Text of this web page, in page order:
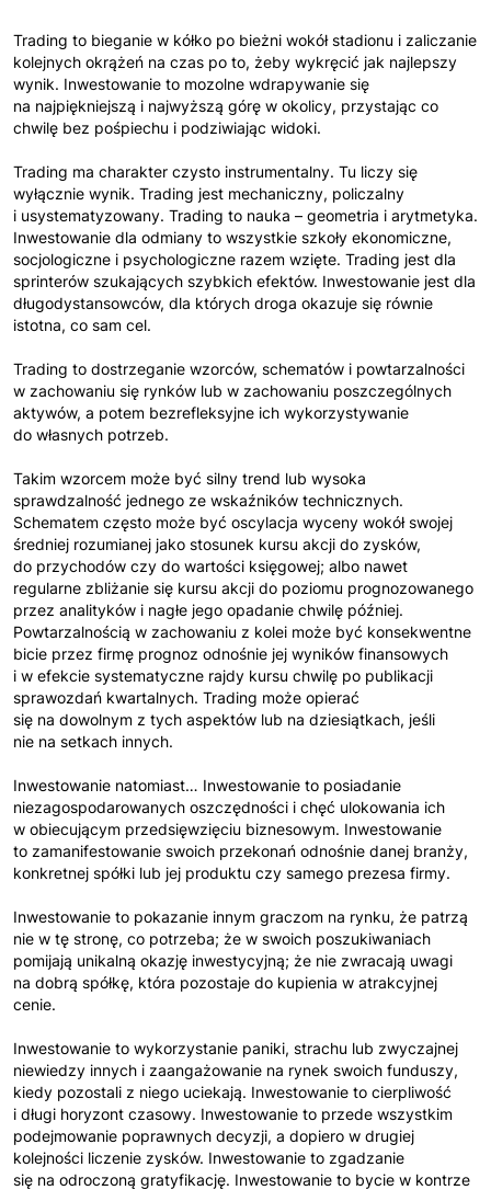
Trading to bieganie w kółko po bieżni wokół stadionu i zaliczanie
kolejnych okrążeń na czas po to, żeby wykręcić jak najlepszy
wynik. Inwestowanie to mozolne wdrapywanie się
na najpiękniejszą i najwyższą górę w okolicy, przystając co
chwilę bez pośpiechu i podziwiając widoki.
Trading ma charakter czysto instrumentalny. Tu liczy się
wyłącznie wynik. Trading jest mechaniczny, policzalny
i usystematyzowany. Trading to nauka – geometria i arytmetyka.
Inwestowanie dla odmiany to wszystkie szkoły ekonomiczne,
socjologiczne i psychologiczne razem wzięte. Trading jest dla
sprinterów szukających szybkich efektów. Inwestowanie jest dla
długodystansowców, dla których droga okazuje się równie
istotna, co sam cel.
Trading to dostrzeganie wzorców, schematów i powtarzalności
w zachowaniu się rynków lub w zachowaniu poszczególnych
aktywów, a potem bezrefleksyjne ich wykorzystywanie
do własnych potrzeb.
Takim wzorcem może być silny trend lub wysoka
sprawdzalność jednego ze wskaźników technicznych.
Schematem często może być oscylacja wyceny wokół swojej
średniej rozumianej jako stosunek kursu akcji do zysków,
do przychodów czy do wartości księgowej; albo nawet
regularne zbliżanie się kursu akcji do poziomu prognozowanego
przez analityków i nagłe jego opadanie chwilę później.
Powtarzalnością w zachowaniu z kolei może być konsekwentne
bicie przez firmę prognoz odnośnie jej wyników finansowych
i w efekcie systematyczne rajdy kursu chwilę po publikacji
sprawozdań kwartalnych. Trading może opierać
się na dowolnym z tych aspektów lub na dziesiątkach, jeśli
nie na setkach innych.
Inwestowanie natomiast… Inwestowanie to posiadanie
niezagospodarowanych oszczędności i chęć ulokowania ich
w obiecującym przedsięwzięciu biznesowym. Inwestowanie
to zamanifestowanie swoich przekonań odnośnie danej branży,
konkretnej spółki lub jej produktu czy samego prezesa firmy.
Inwestowanie to pokazanie innym graczom na rynku, że patrzą
nie w tę stronę, co potrzeba; że w swoich poszukiwaniach
pomijają unikalną okazję inwestycyjną; że nie zwracają uwagi
na dobrą spółkę, która pozostaje do kupienia w atrakcyjnej
cenie.
Inwestowanie to wykorzystanie paniki, strachu lub zwyczajnej
niewiedzy innych i zaangażowanie na rynek swoich funduszy,
kiedy pozostali z niego uciekają. Inwestowanie to cierpliwość
i długi horyzont czasowy. Inwestowanie to przede wszystkim
podejmowanie poprawnych decyzji, a dopiero w drugiej
kolejności liczenie zysków. Inwestowanie to zgadzanie
się na odroczoną gratyfikację. Inwestowanie to bycie w kontrze